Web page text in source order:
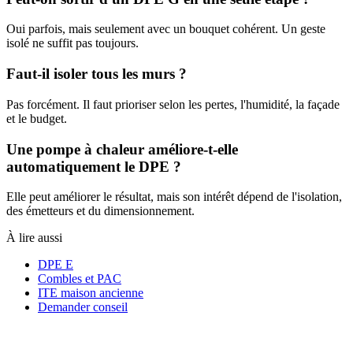
Oui parfois, mais seulement avec un bouquet cohérent. Un geste
isolé ne suffit pas toujours.
Faut-il isoler tous les murs ?
Pas forcément. Il faut prioriser selon les pertes, l'humidité, la façade
et le budget.
Une pompe à chaleur améliore-t-elle
automatiquement le DPE ?
Elle peut améliorer le résultat, mais son intérêt dépend de l'isolation,
des émetteurs et du dimensionnement.
À lire aussi
DPE E
Combles et PAC
ITE maison ancienne
Demander conseil